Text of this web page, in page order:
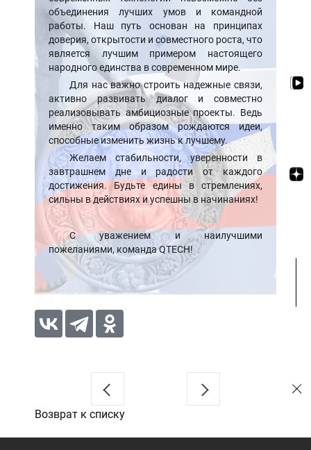
объединения лучших умов и командной
работы. Наш путь основан на принципах
доверия, открытости и совместного роста, что
является лучшим примером настоящего
народного единства в современном мире.
Для нас важно строить надежные связи,
активно развивать диалог и совместно
реализовывать амбициозные проекты. Ведь
именно таким образом рождаются идеи,
способные изменить жизнь к лучшему.
Желаем стабильности, уверенности в
завтрашнем дне и радости от каждого
достижения. Будьте едины в стремлениях,
сильны в действиях и успешны в начинаниях!
С уважением и наилучшими
пожеланиями, команда QTECH!
Возврат к списку